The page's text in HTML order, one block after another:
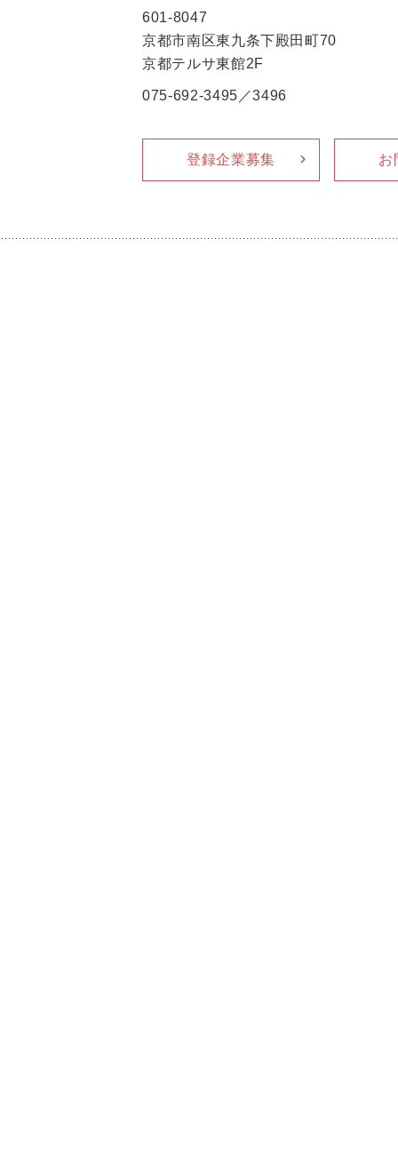
601-8047
京都市南区東九条下殿田町70
京都テルサ東館2F
075-692-3495／3496
登録企業募集 お